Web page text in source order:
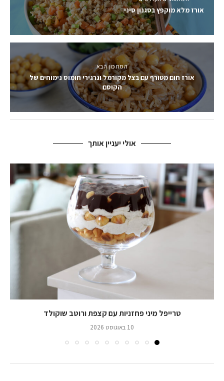
אורז מלא מוקפץ בסגנון סיני
המתכון הבא
אורז חום מטורף עם בצל מקורמל וגרגירי חומוס נימוחים של
הקוסם
אולי יעניין אותך
טרייפל מיני פחזניות עם קצפת ורוטב שוקולד
10 באוגוסט 2026